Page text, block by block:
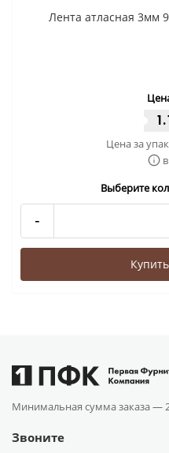
Лента атласная 3мм
Цена за
Выберите
-
Минимальная сумма заказа —
Звоните